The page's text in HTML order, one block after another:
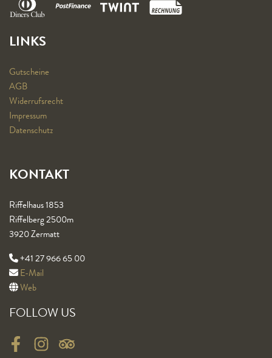
LINKS
Gutscheine
AGB
Widerrufsrecht
Impressum
Datenschutz
KONTAKT
Riffelhaus 1853
Riffelberg 2500m
3920 Zermatt
+41 27 966 65 00
E-Mail
Web
FOLLOW US
FacebookInstagramTripadvisor